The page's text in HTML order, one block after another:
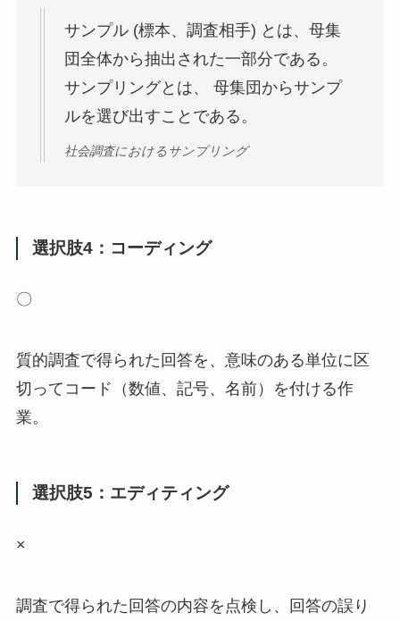
サンプル (標本、調査相手) とは、母集
団全体から抽出された一部分である。
サンプリングとは、 母集団からサンプ
ルを選び出すことである。
社会調査におけるサンプリング
選択肢4：コーディング
〇
質的調査で得られた回答を、意味のある単位に区
切ってコード（数値、記号、名前）を付ける作
業。
選択肢5：エディティング
×
調査で得られた回答の内容を点検し、回答の誤り